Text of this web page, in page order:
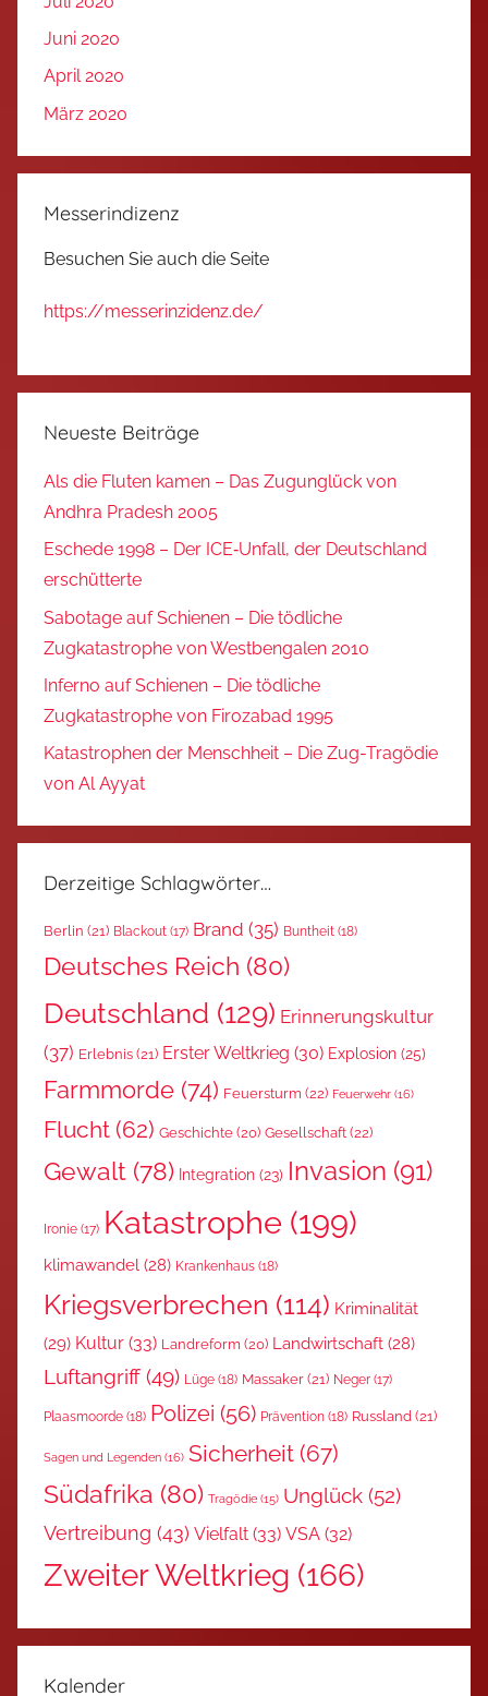
Juni 2020
April 2020
März 2020
Messerindizenz
Besuchen Sie auch die Seite
https://messerinzidenz.de/
Neueste Beiträge
Als die Fluten kamen – Das Zugunglück von
Andhra Pradesh 2005
Eschede 1998 – Der ICE‑Unfall, der Deutschland
erschütterte
Sabotage auf Schienen – Die tödliche
Zugkatastrophe von Westbengalen 2010
Inferno auf Schienen – Die tödliche
Zugkatastrophe von Firozabad 1995
Katastrophen der Menschheit – Die Zug-Tragödie
von Al Ayyat
Derzeitige Schlagwörter…
Berlin (21) Blackout (17) Brand (35) Buntheit (18)
Deutsches Reich (80)
Deutschland (129) Erinnerungskultur
(37) Erlebnis (21) Erster Weltkrieg (30) Explosion (25)
Farmmorde (74) Feuersturm (22) Feuerwehr (16)
Flucht (62) Geschichte (20) Gesellschaft(22)
Gewalt (78) Integration (23) Invasion (91)
Ironie (17) Katastrophe (199)
klimawandel (28) Krankenhaus (18)
Kriegsverbrechen (114) Kriminalität
(29) Kultur (33) Landreform (20) Landwirtschaft (28)
Luftangriff (49) Lüge (18) Massaker (21) Neger (17)
Plaasmoorde (18) Polizei (56) Prävention (18) Russland (21)
Sagen und Legenden (16) Sicherheit (67)
Südafrika (80) Tragödie (15) Unglück (52)
Vertreibung (43) Vielfalt (33) VSA (32)
Zweiter Weltkrieg (166)
Kalender